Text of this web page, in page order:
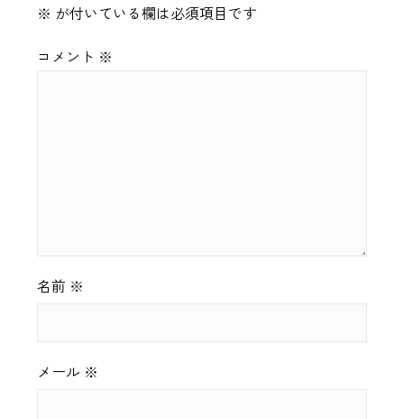
※ が付いている欄は必須項目です
コメント ※
名前 ※
メール ※